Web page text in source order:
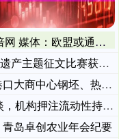
：欧盟或通过债券将俄被冻结资产交给乌克兰
题征文比赛获奖作品
商中心钢坯、热轧C
构押注流动性持续宽松
岛卓创农业年会纪要